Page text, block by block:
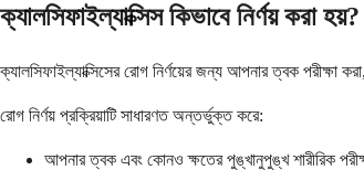
ক্যালসিফাইল্যাক্সিস কিভাবে নির্ণয় করা হয়?
ক্যালসিফাইল্যাক্সিসের রোগ নির্ণয়ের জন্য আপনার ত্বক পরীক্ষা
রোগ নির্ণয় প্রক্রিয়াটি সাধারণত অন্তর্ভুক্ত করে:
আপনার ত্বক এবং কোনও ক্ষতের পুঙ্খানুপুঙ্খ শারীরিক